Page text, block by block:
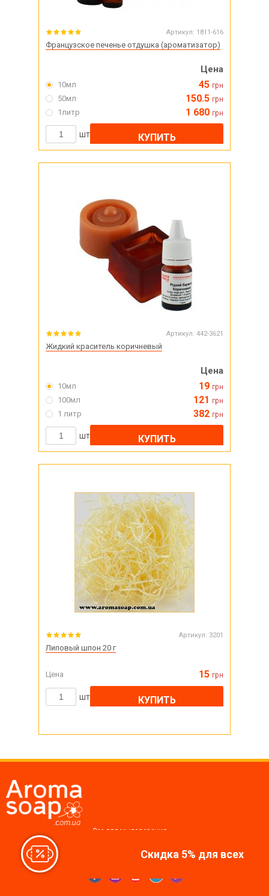
Артикул: 1811-616
Французское печенье отдушка (ароматизатор)
Цена
10мл 45 грн
50мл 150.5 грн
1литр 1 680 грн
шт КУПИТЬ
Артикул: 442-3621
Жидкий краситель коричневый
Цена
10мл 19 грн
100мл 121 грн
1 литр 382 грн
шт КУПИТЬ
Артикул: 3201
Липовый шпон 20 г
Цена 15 грн
шт КУПИТЬ
Скидка 5% для всех
Все для мыловарения,
Мы в соцсетях: